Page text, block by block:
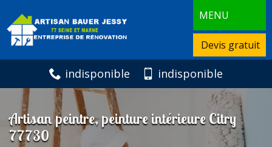
MENU
Devis gratuit
indisponible indisponible
Artisan peintre, peinture intérieure Citry
77730